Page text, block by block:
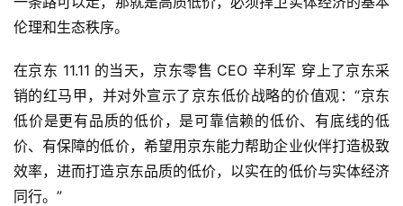
伦理和生态秩序。
在京东 11.11 的当天，京东零售 CEO 辛利军 穿上了京东采
销的红马甲，并对外宣示了京东低价战略的价值观：“京东
低价是更有品质的低价，是可靠信赖的低价、有底线的低
价、有保障的低价，希望用京东能力帮助企业伙伴打造极致
效率，进而打造京东品质的低价，以实在的低价与实体经济
同行。”